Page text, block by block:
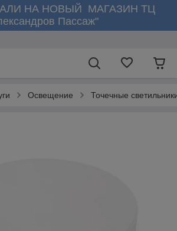
НА НОВЫЙ МАГАЗИН ТЦ
Пассаж"
Освещение Точечные